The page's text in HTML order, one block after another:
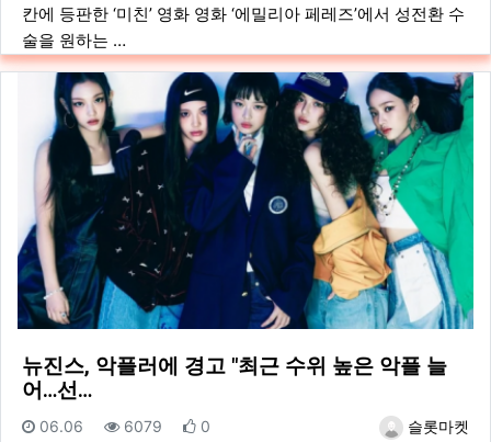
칸에 등판한 ‘미친’ 영화 영화 ‘에밀리아 페레즈’에서 성전환 수
술을 원하는 …
뉴진스, 악플러에 경고 "최근 수위 높은 악플 늘
어…선…
등록자슬롯마켓
등록일
06.06 조회
6079 추천
0